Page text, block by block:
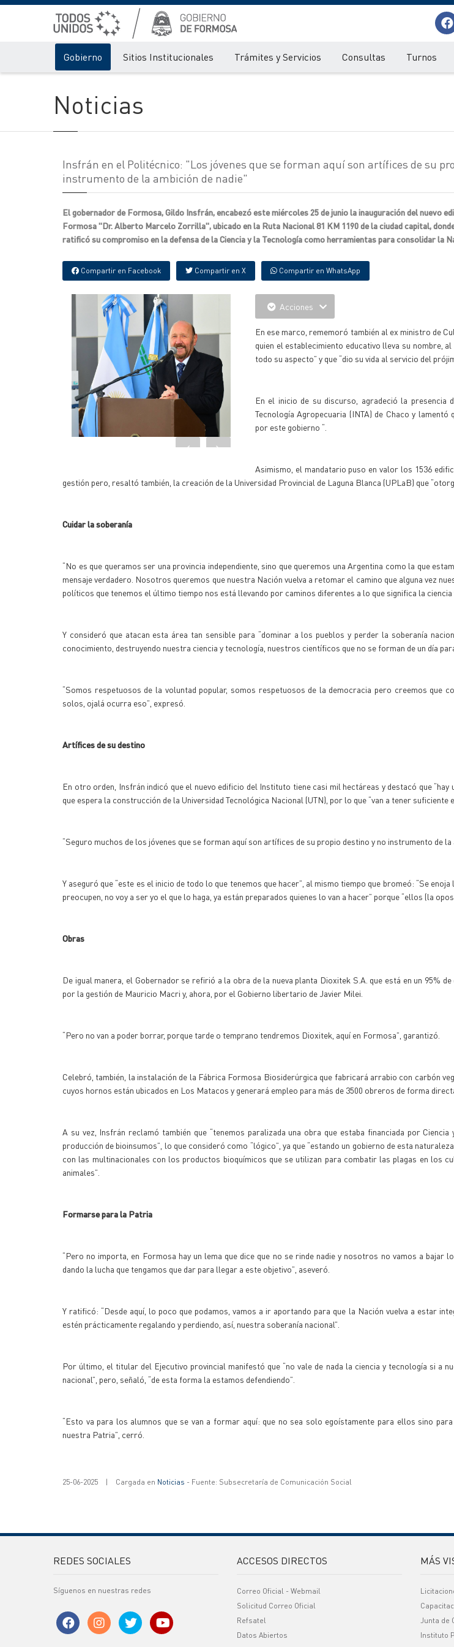
Gobierno Sitios Institucionales Trámites y Servicios Consultas Turnos
Noticias
Insfrán en el Politécnico: "Los jóvenes que se forman aquí son artífices de su
instrumento de la ambición de nadie"
El gobernador de Formosa, Gildo Insfrán, encabezó este miércoles 25 de junio la inauguración del nuevo
Formosa "Dr. Alberto Marcelo Zorrilla", ubicado en la Ruta Nacional 81 KM 1190 de la ciudad capital,
ratificó su compromiso en la defensa de la Ciencia y la Tecnología como herramientas para consolidar la
Compartir en Facebook Compartir en X Compartir en WhatsApp
Acciones
En ese marco, rememoró también al ex ministro de
quien el establecimiento educativo lleva su nombre,
todo su aspecto” y que “dio su vida al servicio del
En el inicio de su discurso, agradeció la presencia
Tecnología Agropecuaria (INTA) de Chaco y
por este gobierno “.
Asimismo, el mandatario puso en valor los 1536
gestión pero, resaltó también, la creación de la Universidad Provincial de Laguna Blanca (UPLaB) que
Cuidar la soberanía
“No es que queramos ser una provincia independiente, sino que queremos una Argentina como la que
mensaje verdadero. Nosotros queremos que nuestra Nación vuelva a retomar el camino que alguna vez
políticos que tenemos el último tiempo nos está llevando por caminos diferentes a lo que significa la ciencia
Y consideró que atacan esta área tan sensible para “dominar a los pueblos y perder la soberanía
conocimiento, destruyendo nuestra ciencia y tecnología, nuestros científicos que no se forman de un día
“Somos respetuosos de la voluntad popular, somos respetuosos de la democracia pero creemos que
solos, ojalá ocurra eso”, expresó.
Artífices de su destino
En otro orden, Insfrán indicó que el nuevo edificio del Instituto tiene casi mil hectáreas y destacó que “hay
que espera la construcción de la Universidad Tecnológica Nacional (UTN), por lo que “van a tener suficiente
“Seguro muchos de los jóvenes que se forman aquí son artífices de su propio destino y no instrumento de la
Y aseguró que “este es el inicio de todo lo que tenemos que hacer”, al mismo tiempo que bromeó: “Se
preocupen, no voy a ser yo el que lo haga, ya están preparados quienes lo van a hacer” porque “ellos (la
Obras
De igual manera, el Gobernador se refirió a la obra de la nueva planta Dioxitek S.A. que está en un 95%
por la gestión de Mauricio Macri y, ahora, por el Gobierno libertario de Javier Milei.
“Pero no van a poder borrar, porque tarde o temprano tendremos Dioxitek, aquí en Formosa”, garantizó.
Celebró, también, la instalación de la Fábrica Formosa Biosiderúrgica que fabricará arrabio con carbón
cuyos hornos están ubicados en Los Matacos y generará empleo para más de 3500 obreros de forma
A su vez, Insfrán reclamó también que “tenemos paralizada una obra que estaba financiada por
producción de bioinsumos”, lo que consideró como “lógico”, ya que “estando un gobierno de esta
con las multinacionales con los productos bioquímicos que se utilizan para combatir las plagas en los
animales”.
Formarse para la Patria
“Pero no importa, en Formosa hay un lema que dice que no se rinde nadie y nosotros no vamos a bajar
dando la lucha que tengamos que dar para llegar a este objetivo”, aseveró.
Y ratificó: “Desde aquí, lo poco que podamos, vamos a ir aportando para que la Nación vuelva a estar
estén prácticamente regalando y perdiendo, así, nuestra soberanía nacional”.
Por último, el titular del Ejecutivo provincial manifestó que “no vale de nada la ciencia y tecnología si a
nacional”, pero, señaló, “de esta forma la estamos defendiendo”.
“Esto va para los alumnos que se van a formar aquí: que no sea solo egoístamente para ellos sino
nuestra Patria”, cerró.
25-06-2025 | Cargada en Noticias - Fuente: Subsecretaría de Comunicación Social
REDES SOCIALES
Síguenos en nuestras redes
ACCESOS DIRECTOS
Correo Oficial - Webmail
Solicitud Correo Oficial
Refsatel
Datos Abiertos
MÁS
Junta de
Instituto